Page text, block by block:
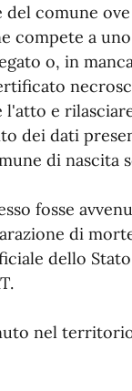
comune
compete a
o, in
e
dei dati
di nascita
fosse
di
dello
nel